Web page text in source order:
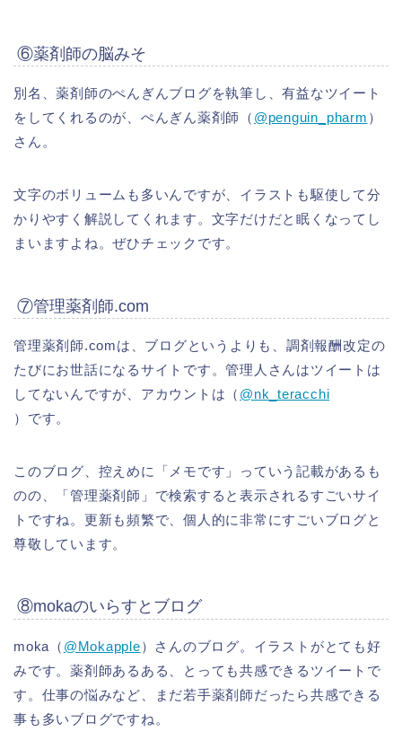
⑥薬剤師の脳みそ
別名、薬剤師のぺんぎんブログを執筆し、有益なツイート
をしてくれるのが、ぺんぎん薬剤師（ @penguin_pharm ）
さん。
文字のボリュームも多いんですが、イラストも駆使して分
かりやすく解説してくれます。文字だけだと眠くなってし
まいますよね。ぜひチェックです。
⑦管理薬剤師.com
管理薬剤師.comは、ブログというよりも、調剤報酬改定の
たびにお世話になるサイトです。管理人さんはツイートは
してないんですが、アカウントは（ @nk_teracchi
）です。
このブログ、控えめに「メモです」っていう記載があるも
のの、「管理薬剤師」で検索すると表示されるすごいサイ
トですね。更新も頻繁で、個人的に非常にすごいブログと
尊敬しています。
⑧mokaのいらすとブログ
moka（ @Mokapple）さんのブログ。イラストがとても好
みです。薬剤師あるある、とっても共感できるツイートで
す。仕事の悩みなど、まだ若手薬剤師だったら共感できる
事も多いブログですね。